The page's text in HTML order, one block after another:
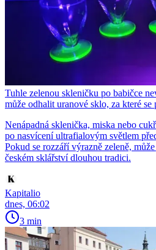
Tuhle zelenou skleničku po babičce
může odhalit uranové sklo, za které se
Nenápadná sklenička, miska nebo
po nasvícení ultrafialovým světlem
Pokud se rozzáří výrazně zeleně,
českém sklářství dlouhou tradici.
Kapitalio
dnes, 06:02
3 min